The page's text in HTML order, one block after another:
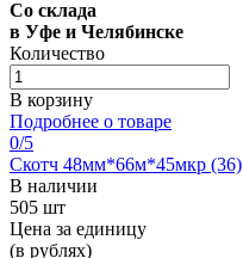
Со склада
в Уфе и Челябинске
Количество
В корзину
Подробнее о товаре
0/5
Скотч 48мм*66м*45мкр (36)
В наличии
505 шт
Цена за единицу
(в рублях)